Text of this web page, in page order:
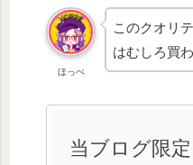
ほっぺ
このクオリ
はむしろ買
当ブログ限